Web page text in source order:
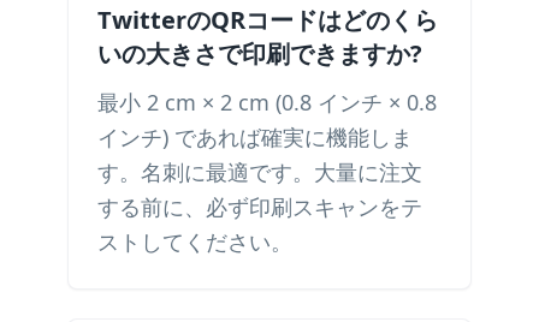
TwitterのQRコードはどのくら
いの大きさで印刷できますか?
最小 2 cm × 2 cm (0.8 インチ × 0.8
インチ) であれば確実に機能しま
す。名刺に最適です。大量に注文
する前に、必ず印刷スキャンをテ
ストしてください。